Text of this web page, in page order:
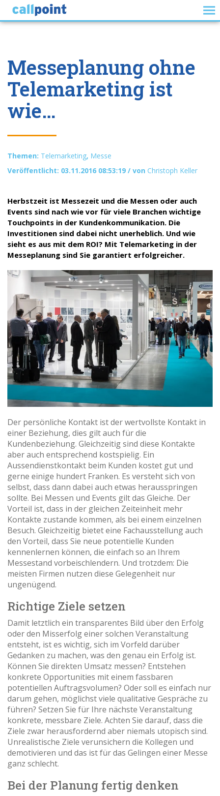
​Messeplanung ohne
Telemarketing ist
wie…
Themen: Telemarketing, Messe
Veröffentlicht: 03.11.2016 08:53:19 / von Christoph Keller
Herbstzeit ist Messezeit und die Messen oder auch
Events sind nach wie vor für viele Branchen wichtige
Touchpoints in der Kundenkommunikation. Die
Investitionen sind dabei nicht unerheblich. Und wie
sieht es aus mit dem ROI? Mit Telemarketing in der
Messeplanung sind Sie garantiert erfolgreicher.
Der persönliche Kontakt ist der wertvollste Kontakt in
einer Beziehung, dies gilt auch für die
Kundenbeziehung. Gleichzeitig sind diese Kontakte
aber auch entsprechend kostspielig. Ein
Aussendienstkontakt beim Kunden kostet gut und
gerne einige hundert Franken. Es versteht sich von
selbst, dass dann dabei auch etwas herausspringen
sollte. Bei Messen und Events gilt das Gleiche. Der
Vorteil ist, dass in der gleichen Zeiteinheit mehr
Kontakte zustande kommen, als bei einem einzelnen
Besuch. Gleichzeitig bietet eine Fachausstellung auch
den Vorteil, dass Sie neue potentielle Kunden
kennenlernen können, die einfach so an Ihrem
Messestand vorbeischlendern. Und trotzdem: Die
meisten Firmen nutzen diese Gelegenheit nur
ungenügend.
Richtige Ziele setzen
Damit letztlich ein transparentes Bild über den Erfolg
oder den Misserfolg einer solchen Veranstaltung
entsteht, ist es wichtig, sich im Vorfeld darüber
Gedanken zu machen, was den genau ein Erfolg ist.
Können Sie direkten Umsatz messen? Entstehen
konkrete Opportunities mit einem fassbaren
potentiellen Auftragsvolumen? Oder soll es einfach nur
darum gehen, möglichst viele qualitative Gespräche zu
führen? Setzen Sie für Ihre nächste Veranstaltung
konkrete, messbare Ziele. Achten Sie darauf, dass die
Ziele zwar herausfordernd aber niemals utopisch sind.
Unrealistische Ziele verunsichern die Kollegen und
demotivieren und das ist für das Gelingen einer Messe
ganz schlecht.
Bei der Planung fertig denken